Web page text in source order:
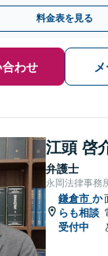
トいたします【休日
料金表を見る
わせ
江頭 啓
弁護士
永岡法律事務
鎌倉市 か
らも相談
受付中